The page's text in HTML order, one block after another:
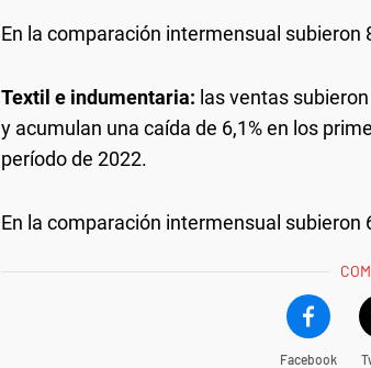
En la comparación intermensual subieron
Textil e indumentaria: las ventas
y acumulan una caída de 6,1% en los
período de 2022.
En la comparación intermensual subieron
Facebook